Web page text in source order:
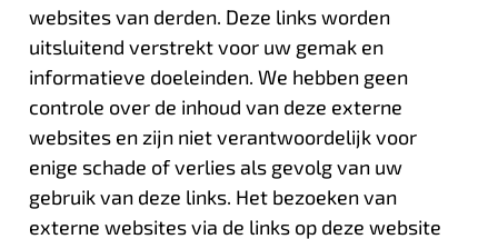
websites van derden. Deze links worden
uitsluitend verstrekt voor uw gemak en
informatieve doeleinden. We hebben geen
controle over de inhoud van deze externe
websites en zijn niet verantwoordelijk voor
enige schade of verlies als gevolg van uw
gebruik van deze links. Het bezoeken van
externe websites via de links op deze website